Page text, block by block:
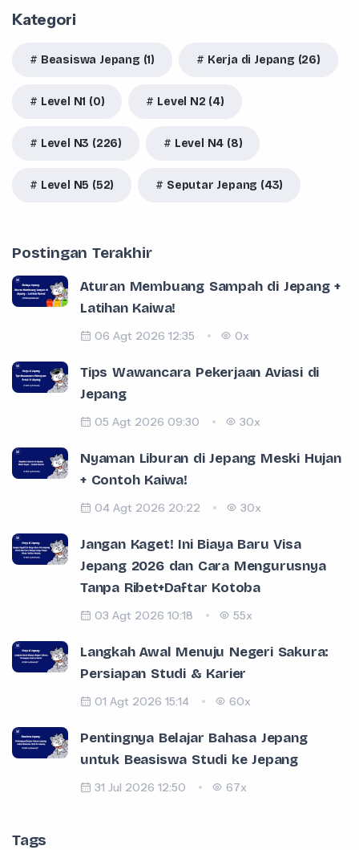
Kategori
Beasiswa Jepang (1) Kerja di Jepang (26)
Level N1 (0) Level N2 (4)
Level N3 (226) Level N4 (8)
Level N5 (52) Seputar Jepang (43)
Postingan Terakhir
Aturan Membuang Sampah di Jepang +
Latihan Kaiwa!
06 Agt 2026 12:35 0x
Tips Wawancara Pekerjaan Aviasi di
Jepang
05 Agt 2026 09:30 30x
Nyaman Liburan di Jepang Meski Hujan
+ Contoh Kaiwa!
04 Agt 2026 20:22 30x
Jangan Kaget! Ini Biaya Baru Visa
Jepang 2026 dan Cara Mengurusnya
Tanpa Ribet+Daftar Kotoba
03 Agt 2026 10:18 55x
Langkah Awal Menuju Negeri Sakura:
Persiapan Studi & Karier
01 Agt 2026 15:14 60x
Pentingnya Belajar Bahasa Jepang
untuk Beasiswa Studi ke Jepang
31 Jul 2026 12:50 67x
Tags